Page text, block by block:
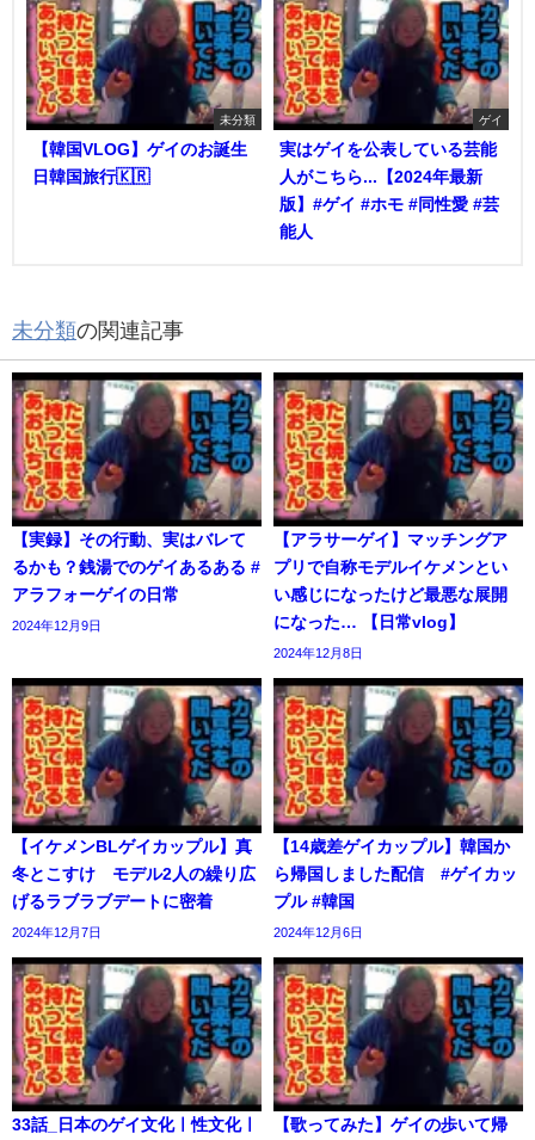
未分類
【韓国VLOG】ゲイのお誕生
日韓国旅行🇰🇷
ゲイ
実はゲイを公表している芸能
人がこちら...【2024年最新
版】#ゲイ #ホモ #同性愛 #芸
能人
未分類の関連記事
【実録】その行動、実はバレて
るかも？銭湯でのゲイあるある #
アラフォーゲイの日常
2024年12月9日
【アラサーゲイ】マッチングア
プリで自称モデルイケメンとい
い感じになったけど最悪な展開
になった… 【日常vlog】
2024年12月8日
【イケメンBLゲイカップル】真
冬とこすけ モデル2人の繰り広
げるラブラブデートに密着
2024年12月7日
【14歳差ゲイカップル】韓国か
ら帰国しました配信 #ゲイカッ
プル #韓国
2024年12月6日
33話_日本のゲイ文化ㅣ性文化ㅣ
【歌ってみた】ゲイの歩いて帰